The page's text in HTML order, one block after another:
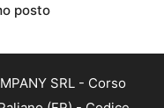
posto
SRL - Corso